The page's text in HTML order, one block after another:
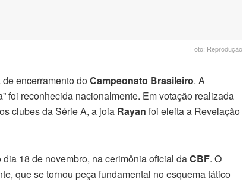
Foto: Reprodução
encerramento doCampeonato Brasileiro. A
foi reconhecida nacionalmente. Em votação realizada
clubes da Série A, a joia Rayan foi eleita a Revelação
18 de novembro, na cerimônia oficial daCBF. O
que se tornou peça fundamental no esquema tático